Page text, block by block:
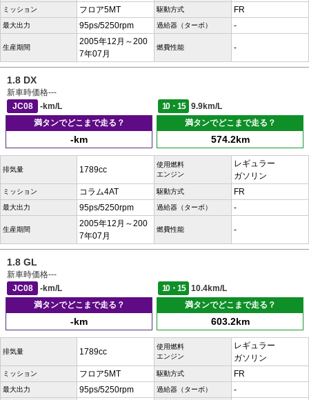
ミッション フロア5MT 駆動方式 FR
最大出力 95ps/5250rpm 過給器（ターボ） -
生産期間
2005年12月～200
7年07月
燃費性能 -
1.8 DX
新車時価格---
JC08
-km/L 10・15
9.9km/L
満タンでどこまで走る？
-km
満タンでどこまで走る？
574.2km
排気量 1789cc
使用燃料
エンジン
レギュラー
ガソリン
ミッション コラム4AT 駆動方式 FR
最大出力 95ps/5250rpm 過給器（ターボ） -
生産期間
2005年12月～200
7年07月
燃費性能 -
1.8 GL
新車時価格---
JC08
-km/L 10・15
10.4km/L
満タンでどこまで走る？
-km
満タンでどこまで走る？
603.2km
排気量 1789cc
使用燃料
エンジン
レギュラー
ガソリン
ミッション フロア5MT 駆動方式 FR
最大出力 95ps/5250rpm 過給器（ターボ） -